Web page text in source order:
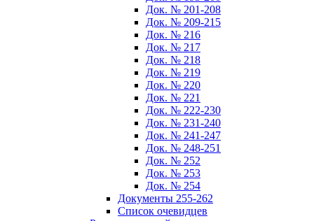
Док. № 201-208
Док. № 209-215
Док. № 216
Док. № 217
Док. № 218
Док. № 219
Док. № 220
Док. № 221
Док. № 222-230
Док. № 231-240
Док. № 241-247
Док. № 248-251
Док. № 252
Док. № 253
Док. № 254
Документы 255-262
Список очевидцев